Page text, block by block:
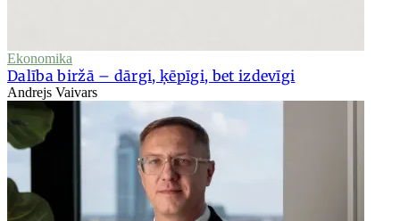
Ekonomika
Dalība biržā – dārgi, ķēpīgi, bet izdevīgi
Andrejs Vaivars